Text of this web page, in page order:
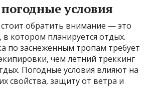
условия
обратить внимание — это
в котором планируется отдых.
по заснеженным тропам требует
чем летний треккинг
Погодные условия влияют на
свойства, защиту от ветра и